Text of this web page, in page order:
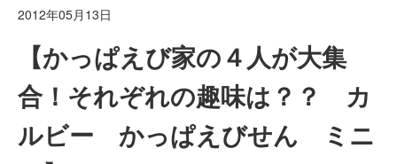
2012年05月13日
【かっぱえび家の４人が大集
合！それぞれの趣味は？？ カ
ルビー かっぱえびせん ミニ